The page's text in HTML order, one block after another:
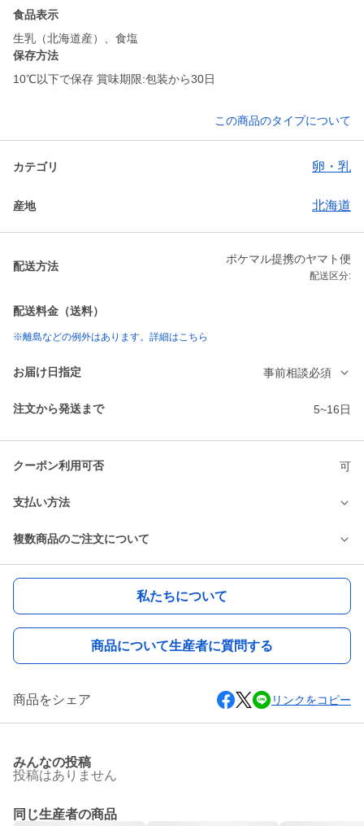
食品表示
生乳（北海道産）、食塩
保存方法
10℃以下で保存 賞味期限:包装から30日
この商品のタイプについて
カテゴリ 卵・乳
産地 北海道
配送方法
ポケマル提携のヤマト便
配送区分:
配送料金（送料）
※離島などの例外はあります。詳細はこちら
お届け日指定 事前相談必須
注文から発送まで 5~16日
クーポン利用可否 可
支払い方法
複数商品のご注文について
私たちについて
商品について生産者に質問する
商品をシェア リンクをコピー
みんなの投稿
投稿はありません
同じ生産者の商品